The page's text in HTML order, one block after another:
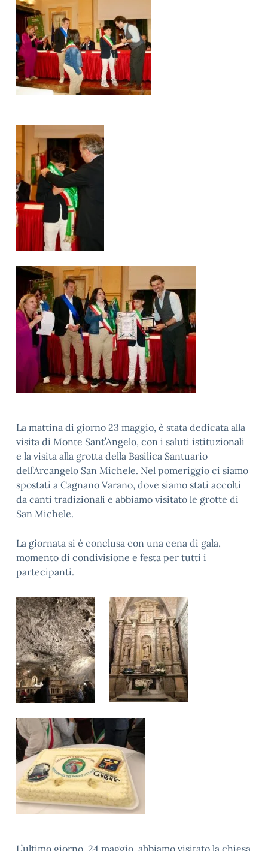
La mattina di giorno 23 maggio, è stata dedicata alla
visita di Monte Sant’Angelo, con i saluti istituzionali
e la visita alla grotta della Basilica Santuario
dell’Arcangelo San Michele. Nel pomeriggio ci siamo
spostati a Cagnano Varano, dove siamo stati accolti
da canti tradizionali e abbiamo visitato le grotte di
San Michele.
La giornata si è conclusa con una cena di gala,
momento di condivisione e festa per tutti i
partecipanti.